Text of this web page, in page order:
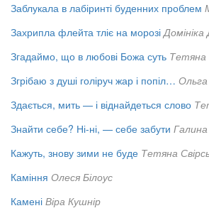
Заблукала в лабіринті буденних проблем
Захрипла флейта тліє на морозі
Згадаймо, що в любові Божа суть Тетяна
Згрібаю з душі голіруч жар і попіл…
Здається, мить — і віднайдеться слово
Знайти себе? Ні-ні, — себе забути
Кажуть, знову зими не буде Тетяна
Каміння Олеся Білоус
Камені Віра Кушнір